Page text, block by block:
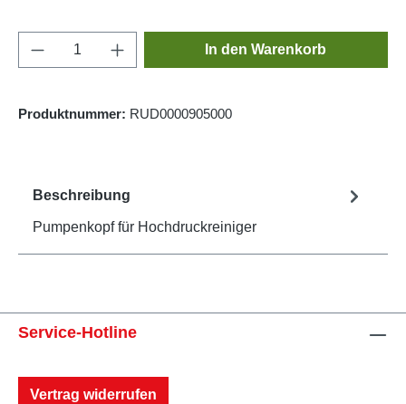
Produkt Anzahl: Gib den gewünschten
In den Warenkorb
Produktnummer: RUD0000905000
Beschreibung
Pumpenkopf für Hochdruckreiniger
Service-Hotline
Vertrag widerrufen